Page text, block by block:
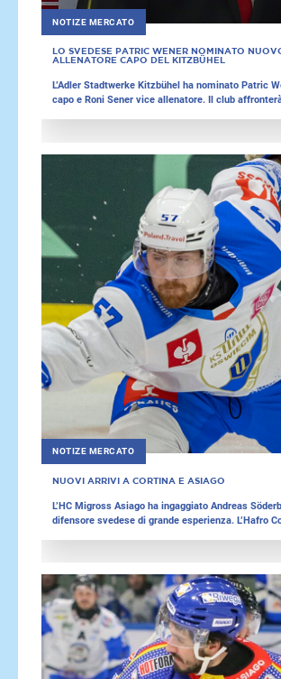
NOTIZE MERCATO
LO SVEDESE PATRIC WENER NOMINATO
ALLENATORE CAPO DEL KITZBÜHEL
L’Adler Stadtwerke Kitzbühel ha nominato Patric
capo e Roni Sener vice allenatore. Il club
NOTIZE MERCATO
NUOVI ARRIVI A CORTINA E ASIAGO
L’HC Migross Asiago ha ingaggiato Andreas
difensore svedese di grande esperienza. L’Hafro
ed il Renon.